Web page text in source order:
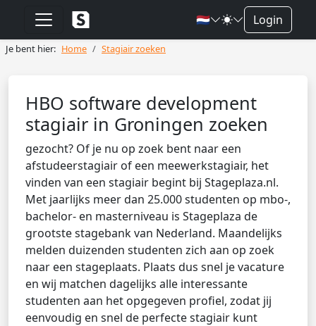
🇳🇱 Login
Je bent hier: Home Stagiair zoeken
HBO software development
stagiair in Groningen zoeken
gezocht? Of je nu op zoek bent naar een
afstudeerstagiair of een meewerkstagiair, het
vinden van een stagiair begint bij Stageplaza.nl.
Met jaarlijks meer dan 25.000 studenten op mbo-,
bachelor- en masterniveau is Stageplaza de
grootste stagebank van Nederland. Maandelijks
melden duizenden studenten zich aan op zoek
naar een stageplaats. Plaats dus snel je vacature
en wij matchen dagelijks alle interessante
studenten aan het opgegeven profiel, zodat jij
eenvoudig en snel de perfecte stagiair kunt